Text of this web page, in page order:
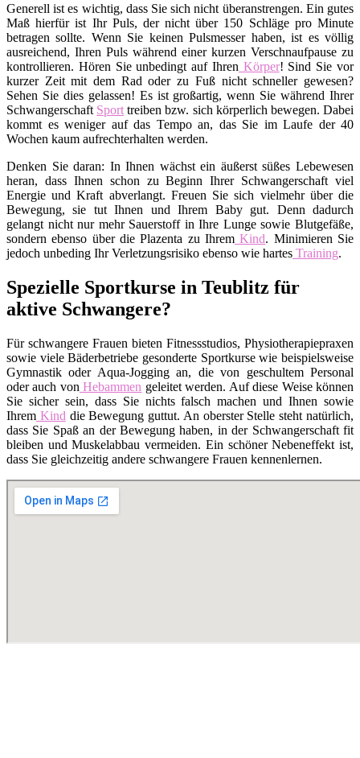
Generell ist es wichtig, dass Sie sich nicht überanstrengen. Ein gutes
Maß hierfür ist Ihr Puls, der nicht über 150 Schläge pro Minute
betragen sollte. Wenn Sie keinen Pulsmesser haben, ist es völlig
ausreichend, Ihren Puls während einer kurzen Verschnaufpause zu
kontrollieren. Hören Sie unbedingt auf Ihren Körper! Sind Sie vor
kurzer Zeit mit dem Rad oder zu Fuß nicht schneller gewesen?
Sehen Sie dies gelassen! Es ist großartig, wenn Sie während Ihrer
Schwangerschaft Sport treiben bzw. sich körperlich bewegen. Dabei
kommt es weniger auf das Tempo an, das Sie im Laufe der 40
Wochen kaum aufrechterhalten werden.
Denken Sie daran: In Ihnen wächst ein äußerst süßes Lebewesen
heran, dass Ihnen schon zu Beginn Ihrer Schwangerschaft viel
Energie und Kraft abverlangt. Freuen Sie sich vielmehr über die
Bewegung, sie tut Ihnen und Ihrem Baby gut. Denn dadurch
gelangt nicht nur mehr Sauerstoff in Ihre Lunge sowie Blutgefäße,
sondern ebenso über die Plazenta zu Ihrem Kind. Minimieren Sie
jedoch unbeding Ihr Verletzungsrisiko ebenso wie hartes Training.
Spezielle Sportkurse in Teublitz für
aktive Schwangere?
Für schwangere Frauen bieten Fitnessstudios, Physiotherapiepraxen
sowie viele Bäderbetriebe gesonderte Sportkurse wie beispielsweise
Gymnastik oder Aqua-Jogging an, die von geschultem Personal
oder auch von Hebammen geleitet werden. Auf diese Weise können
Sie sicher sein, dass Sie nichts falsch machen und Ihnen sowie
Ihrem Kind die Bewegung guttut. An oberster Stelle steht natürlich,
dass Sie Spaß an der Bewegung haben, in der Schwangerschaft fit
bleiben und Muskelabbau vermeiden. Ein schöner Nebeneffekt ist,
dass Sie gleichzeitig andere schwangere Frauen kennenlernen.